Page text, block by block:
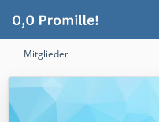
Mitglieder